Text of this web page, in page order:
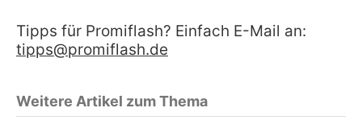
Tipps für Promiflash? Einfach E-Mail an:
tipps@promiflash.de
Weitere Artikel zum Thema